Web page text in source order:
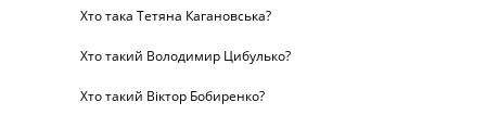
Хто така Тетяна Кагановська?
Хто такий Володимир Цибулько?
Хто такий Віктор Бобиренко?